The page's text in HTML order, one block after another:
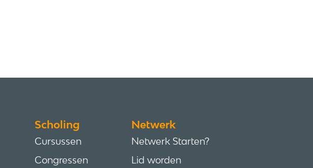
Scholing
Cursussen
Congressen
Netwerk
Netwerk Starten?
Lid worden